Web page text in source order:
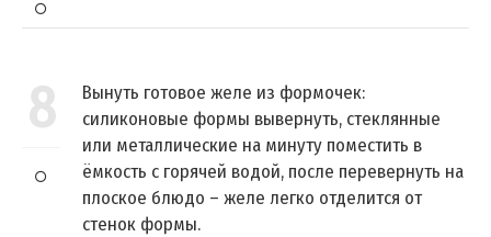
8
Вынуть готовое желе из формочек:
силиконовые формы вывернуть, стеклянные
или металлические на минуту поместить в
ёмкость с горячей водой, после перевернуть на
плоское блюдо – желе легко отделится от
стенок формы.